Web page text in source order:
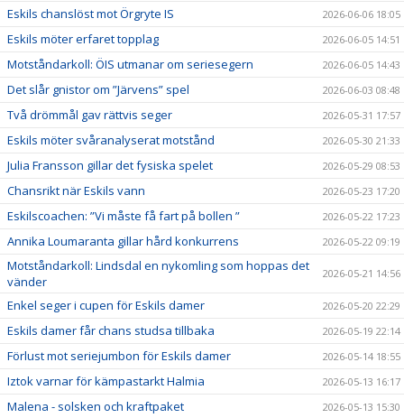
Eskils chanslöst mot Örgryte IS 2026-06-06 18:05
Eskils möter erfaret topplag 2026-06-05 14:51
Motståndarkoll: ÖIS utmanar om seriesegern 2026-06-05 14:43
Det slår gnistor om ”Järvens” spel 2026-06-03 08:48
Två drömmål gav rättvis seger 2026-05-31 17:57
Eskils möter svåranalyserat motstånd 2026-05-30 21:33
Julia Fransson gillar det fysiska spelet 2026-05-29 08:53
Chansrikt när Eskils vann 2026-05-23 17:20
Eskilscoachen: ”Vi måste få fart på bollen ” 2026-05-22 17:23
Annika Loumaranta gillar hård konkurrens 2026-05-22 09:19
Motståndarkoll: Lindsdal en nykomling som hoppas det
vänder
2026-05-21 14:56
Enkel seger i cupen för Eskils damer 2026-05-20 22:29
Eskils damer får chans studsa tillbaka 2026-05-19 22:14
Förlust mot seriejumbon för Eskils damer 2026-05-14 18:55
Iztok varnar för kämpastarkt Halmia 2026-05-13 16:17
Malena - solsken och kraftpaket 2026-05-13 15:30